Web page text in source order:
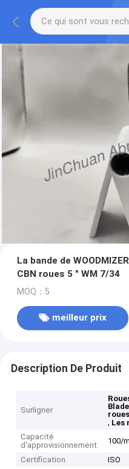
La bande de
CBN roues 5 " WM 7/34
MOQ：5
meilleur prix
Description De Produit
Surligner
, Les
Capacité
d'approvisionnement
100/
Certification
ISO